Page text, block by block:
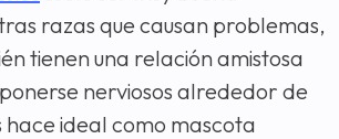
razas que causan problemas,
tienen una relación amistosa
nerviosos alrededor de
hace ideal como mascota